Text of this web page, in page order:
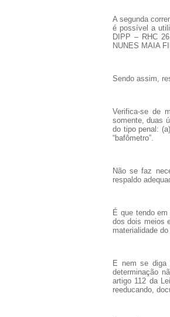
A segunda
é possível a
DIPP – RHC
NUNES MAIA
Sendo assim,
Verifica-se de
somente, duas
do tipo penal:
“bafômetro”.
Não se faz
respaldo
É que tendo
dos dois meios
materialidade do
E nem se diga
determinação
artigo 112 da
reeducando,